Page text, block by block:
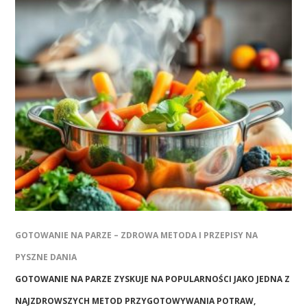
GOTOWANIE NA PARZE – ZDROWA METODA I PRZEPISY NA
PYSZNE DANIA
GOTOWANIE NA PARZE ZYSKUJE NA POPULARNOŚCI JAKO JEDNA Z
NAJZDROWSZYCH METOD PRZYGOTOWYWANIA POTRAW,